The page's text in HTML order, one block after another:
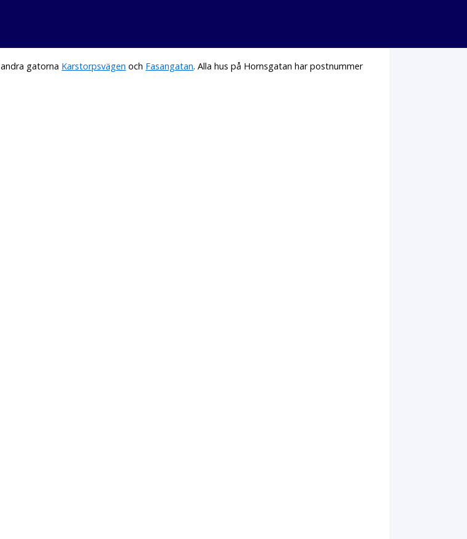
gatorna Karstorpsvägen och Fasangatan. Alla hus på Hornsgatan har postnummer